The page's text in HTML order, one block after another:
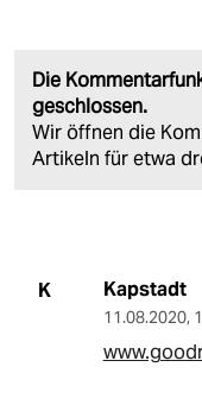
Die
geschlossen.
Wir öffnen die
Artikeln für etwa
K Kapstadt
11.08.2020,